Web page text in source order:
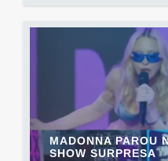
MADONNA PAROU
SHOW SURPRESA